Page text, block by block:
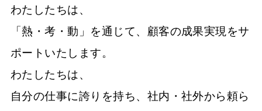
わたしたちは、
「熱・考・動」を通じて、顧客の成果実現をサ
ポートいたします。
わたしたちは、
自分の仕事に誇りを持ち、社内・社外から頼ら